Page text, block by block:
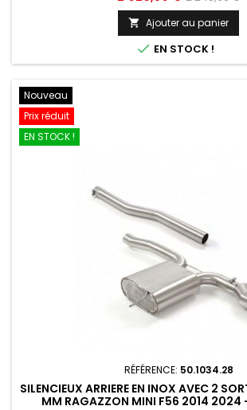
de
base
 Ajouter au panier
 EN STOCK !
Nouveau
Prix réduit
EN STOCK !
RÉFÉRENCE: 50.1034.28
SILENCIEUX ARRIERE EN INOX AVEC 2
MM RAGAZZON MINI F56 2014